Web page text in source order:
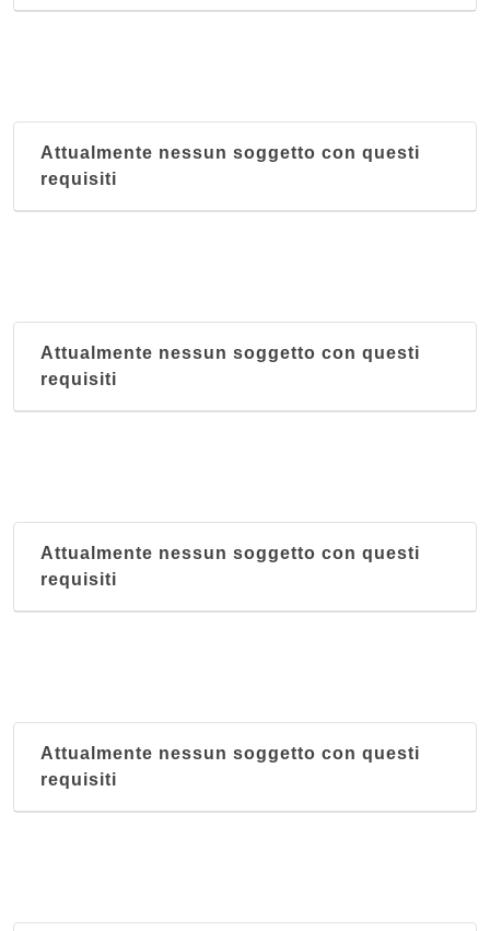
Attualmente nessun soggetto con questi
requisiti
Attualmente nessun soggetto con questi
requisiti
Attualmente nessun soggetto con questi
requisiti
Attualmente nessun soggetto con questi
requisiti